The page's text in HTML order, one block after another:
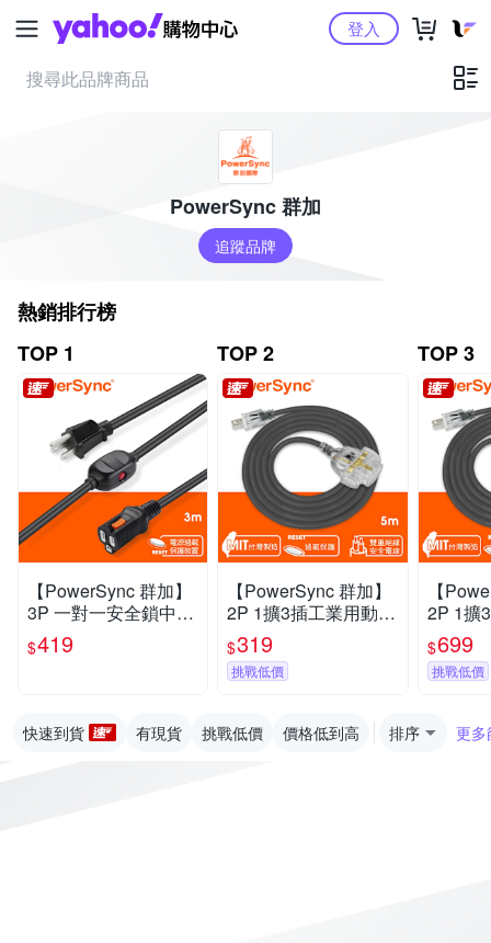
Yahoo購物中心登入
PowerSync 群加
追蹤品牌
熱銷排行榜
TOP 1
【PowerSync 群加】
3P 一對一安全鎖中繼
線/黑/3M(TZ13L030)
$419
TOP 2
【PowerSync 群加】
2P 1擴3插工業用動力
延長線/灰/5M(TU23V
805)
$319
挑戰低價
TOP 3
【
2P 1擴
延長
V815)
$699
挑戰低價
快速到貨 有現貨 挑戰低價 價格低到高 排序 更多